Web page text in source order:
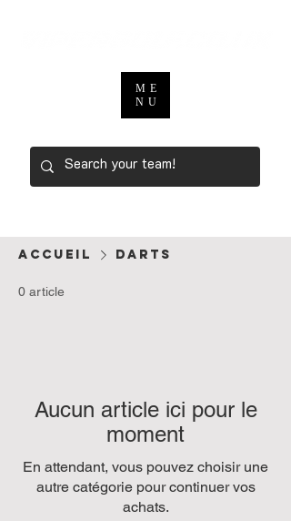
ME
NU
Accueil DARTS
0 article
Aucun article ici pour le
moment
En attendant, vous pouvez choisir une
autre catégorie pour continuer vos
achats.